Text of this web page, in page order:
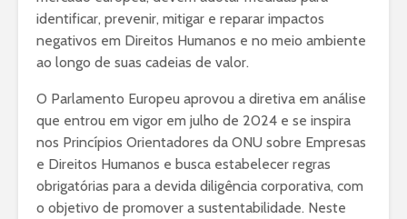
identificar, prevenir, mitigar e reparar impactos
negativos em Direitos Humanos e no meio ambiente
ao longo de suas cadeias de valor.
O Parlamento Europeu aprovou a diretiva em análise
que entrou em vigor em julho de 2024 e se inspira
nos Princípios Orientadores da ONU sobre Empresas
e Direitos Humanos e busca estabelecer regras
obrigatórias para a devida diligência corporativa, com
o objetivo de promover a sustentabilidade. Neste